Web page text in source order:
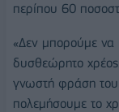
περίπου 60
«Δεν μπορούμε να
δυσθεώρητο
γνωστή φράση
πολεμήσουμε το